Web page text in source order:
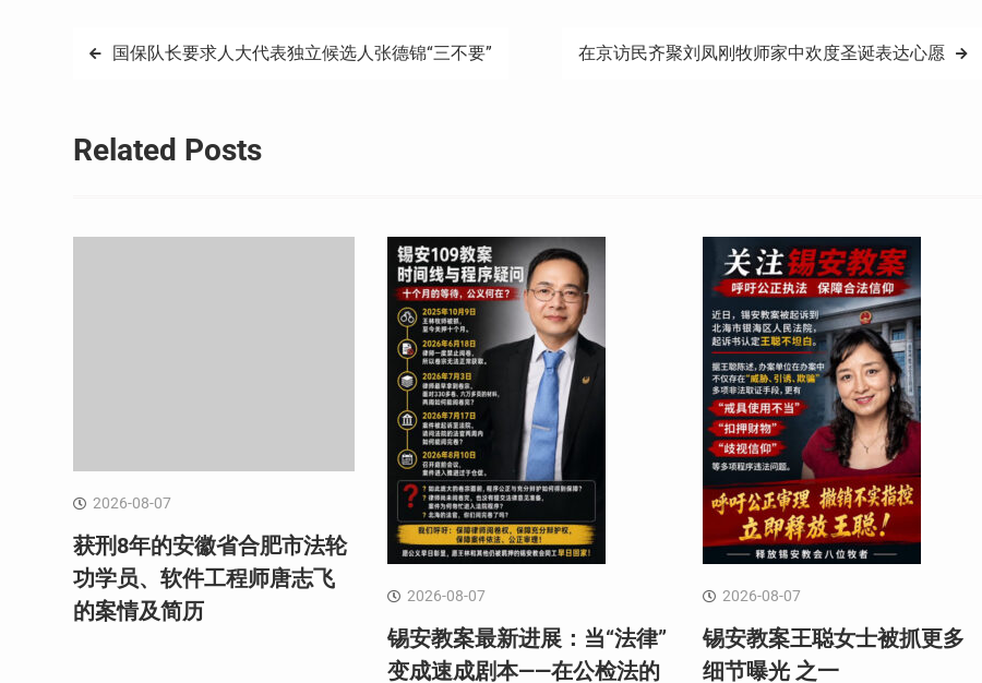
文
导
国保队长要求人大代表独立候选人张德锦“三不要” 在京访民齐聚刘凤刚牧师家中欢度圣诞表达心愿
Related Posts
2026-08-07
获刑8年的安徽省合肥市法轮
功学员、软件工程师唐志飞
的案情及简历
2026-08-07
锡安教案最新进展：当“法律”
变成速成剧本——在公检法的
2026-08-07
锡安教案王聪女士被抓更多
细节曝光 之一